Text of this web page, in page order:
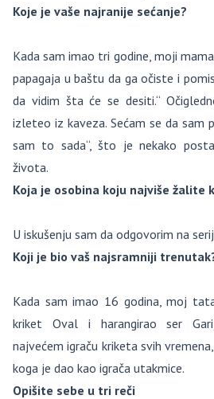
Koje je vaše najranije sećanje?
Kada sam imao tri godine, moji
papagaja u baštu da ga očiste i
da vidim šta će se desiti.“
izleteo iz kaveza. Sećam se da sam
sam to sada“, što je nekako
života.
Koja je osobina koju najviše žalite
U iskušenju sam da odgovorim na
Koji je bio vaš najsramniji
Kada sam imao 16 godina, moj
kriket Oval i harangirao ser
najvećem igraču kriketa svih
koga je dao kao igrača utakmice.
Opišite sebe u tri reči